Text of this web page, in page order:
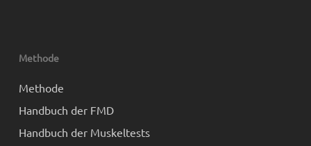
Methode
Methode
Handbuch der FMD
Handbuch der Muskeltests